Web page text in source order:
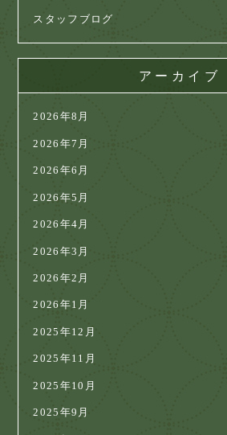
スタッフブログ
アーカイブ
2026年8月
2026年7月
2026年6月
2026年5月
2026年4月
2026年3月
2026年2月
2026年1月
2025年12月
2025年11月
2025年10月
2025年9月